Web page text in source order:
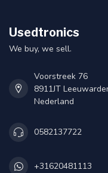
Usedtronics
We buy, we sell.
Voorstreek 76
8911JT
Nederland
0582137722
+31620481113